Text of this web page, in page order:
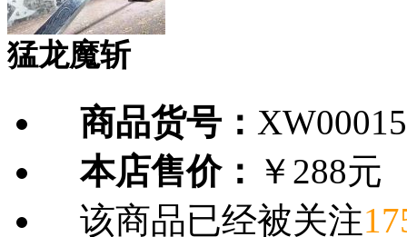
猛龙魔斩
商品货号：
本店售价： ￥288元
该商品已经被关注